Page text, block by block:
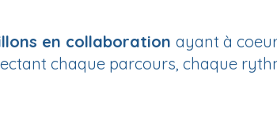
en collaboration ayant à
chaque parcours, chaque